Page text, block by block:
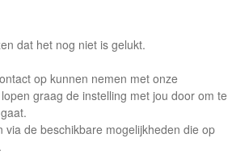
dat het nog niet is gelukt.
op kunnen nemen met onze
graag de instelling met jou door om te
via de beschikbare mogelijkheden die op